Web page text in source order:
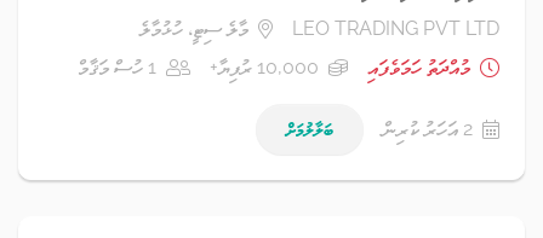
LEO TRADING PVT LTD
މާލެ ސިޓީ، ހުޅުމާލެ
މުއްދަތު ހަމަވެފައި
10,000 ރުފިޔާ+ 1 ހުސް މަޤާމް
2 އަހަރު ކުރިން ބަލާލުމަށް